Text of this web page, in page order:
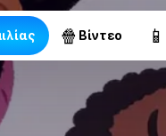
🍿 Βίντεο 📱